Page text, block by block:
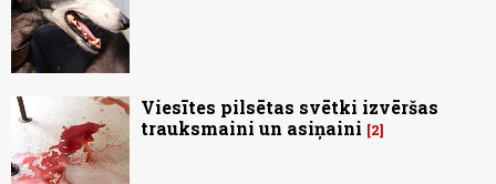
Viesītes pilsētas svētki izvēršas
trauksmaini un asiņaini
2